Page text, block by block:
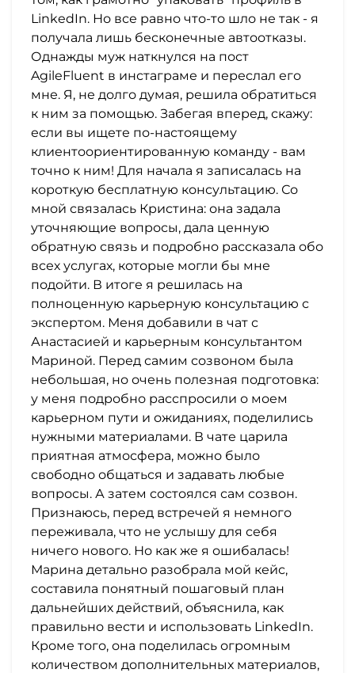
LinkedIn. Но все равно что-то шло не так - я
получала лишь бесконечные автоотказы.
Однажды муж наткнулся на пост
AgileFluent в инстаграме и переслал его
мне. Я, не долго думая, решила обратиться
к ним за помощью. Забегая вперед, скажу:
если вы ищете по-настоящему
клиентоориентированную команду - вам
точно к ним! Для начала я записалась на
короткую бесплатную консультацию. Со
мной связалась Кристина: она задала
уточняющие вопросы, дала ценную
обратную связь и подробно рассказала обо
всех услугах, которые могли бы мне
подойти. В итоге я решилась на
полноценную карьерную консультацию с
экспертом. Меня добавили в чат с
Анастасией и карьерным консультантом
Мариной. Перед самим созвоном была
небольшая, но очень полезная подготовка:
у меня подробно расспросили о моем
карьерном пути и ожиданиях, поделились
нужными материалами. В чате царила
приятная атмосфера, можно было
свободно общаться и задавать любые
вопросы. А затем состоялся сам созвон.
Признаюсь, перед встречей я немного
переживала, что не услышу для себя
ничего нового. Но как же я ошибалась!
Марина детально разобрала мой кейс,
составила понятный пошаговый план
дальнейших действий, объяснила, как
правильно вести и использовать LinkedIn.
Кроме того, она поделилась огромным
количеством дополнительных материалов,